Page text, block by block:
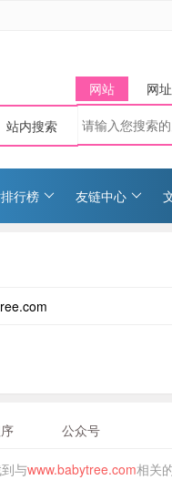
网站 网址
站内搜索
行榜 友链中心
公众号
与www.babytree.com相关